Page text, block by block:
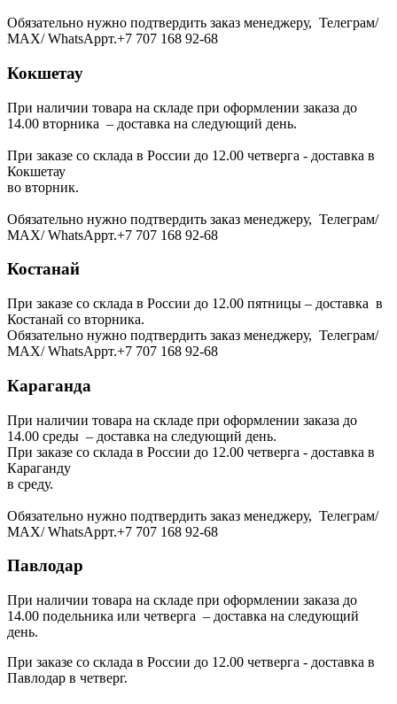
Обязательно нужно подтвердить заказ менеджеру, Телеграм/
МАХ/ WhatsAppт.+7 707 168 92-68
Кокшетау
При наличии товара на складе при оформлении заказа до
14.00 вторника – доставка на следующий день.
При заказе со склада в России до 12.00 четверга - доставка в
Кокшетау
во вторник.
Обязательно нужно подтвердить заказ менеджеру, Телеграм/
МАХ/ WhatsAppт.+7 707 168 92-68
Костанай
При заказе со склада в России до 12.00 пятницы – доставка в
Костанай со вторника.
Обязательно нужно подтвердить заказ менеджеру, Телеграм/
МАХ/ WhatsAppт.+7 707 168 92-68
Караганда
При наличии товара на складе при оформлении заказа до
14.00 среды – доставка на следующий день.
При заказе со склада в России до 12.00 четверга - доставка в
Караганду
в среду.
Обязательно нужно подтвердить заказ менеджеру, Телеграм/
МАХ/ WhatsAppт.+7 707 168 92-68
Павлодар
При наличии товара на складе при оформлении заказа до
14.00 подельника или четверга – доставка на следующий
день.
При заказе со склада в России до 12.00 четверга - доставка в
Павлодар в четверг.